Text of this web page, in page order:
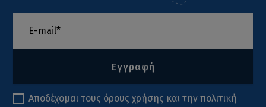
Εγγραφή
Αποδέχομαι τους όρους χρήσης και τηνπολιτική